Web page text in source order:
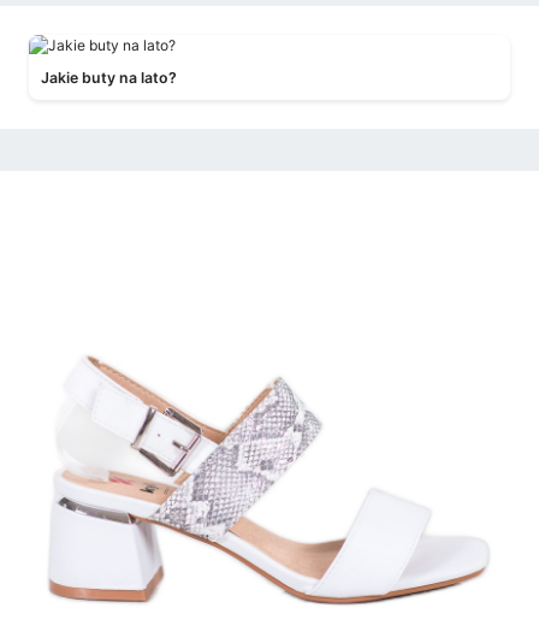
Jakie buty na lato?